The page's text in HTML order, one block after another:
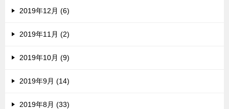
2019年12月 (6)
2019年11月 (2)
2019年10月 (9)
2019年9月 (14)
2019年8月 (33)